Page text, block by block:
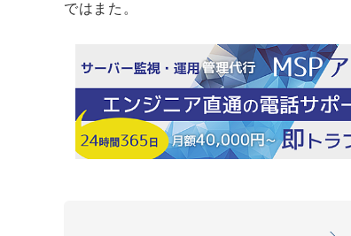
ではまた。